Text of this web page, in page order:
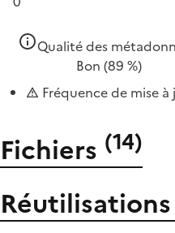
Qualité des
Bon (89 %)
Fréquence de mise
Fichiers (14)